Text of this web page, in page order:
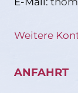
Weitere
ANFAHRT